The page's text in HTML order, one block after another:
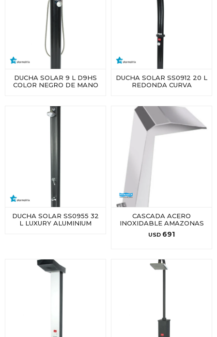
DUCHA SOLAR 9 L D9HS
COLOR NEGRO DE MANO
DUCHA SOLAR SS0912 20 L
REDONDA CURVA
DUCHA SOLAR SS0955 32
L LUXURY ALUMINIUM
CASCADA ACERO
INOXIDABLE AMAZONAS
USD 691